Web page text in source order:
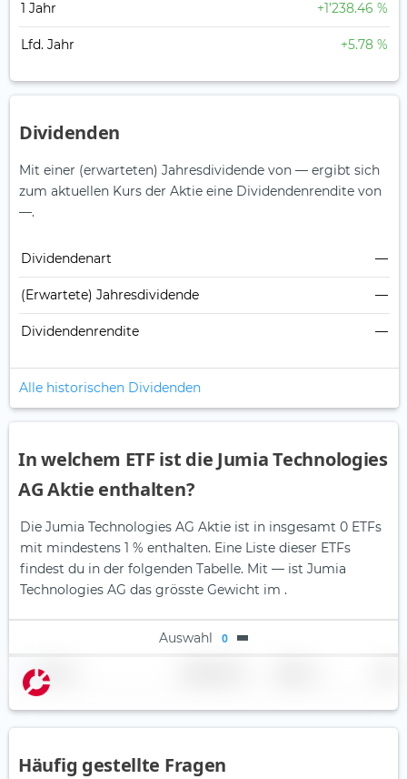
1 Jahr +1’238.46 %
Lfd. Jahr +5.78 %
Dividenden
Mit einer (erwarteten) Jahresdividende von — ergibt sich
zum aktuellen Kurs der Aktie eine Dividendenrendite von
—.
Dividendenart —
(Erwartete) Jahresdividende —
Dividendenrendite —
Alle historischen Dividenden
In welchem ETF ist die Jumia Technologies
AG Aktie enthalten?
Die Jumia Technologies AG Aktie ist in insgesamt 0 ETFs
mit mindestens 1 % enthalten. Eine Liste dieser ETFs
findest du in der folgenden Tabelle. Mit — ist Jumia
Technologies AG das grösste Gewicht im .
Auswahl 0
Name
Häufig gestellte Fragen